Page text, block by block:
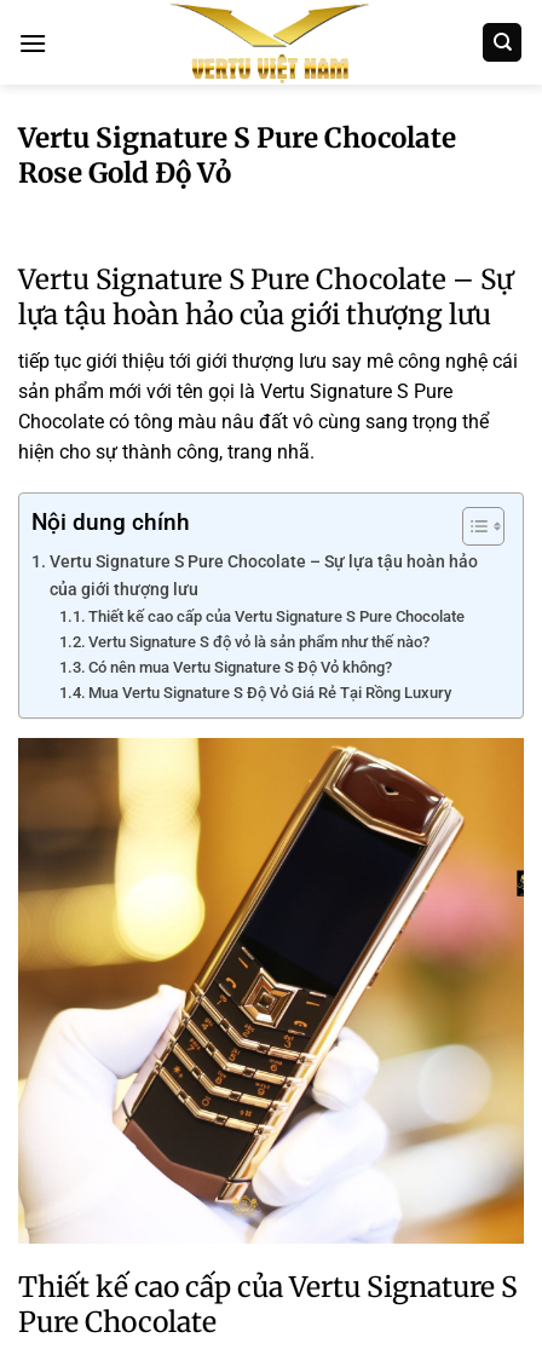
qua
Vertu Signature S Pure Chocolate
Rose Gold Độ Vỏ
Vertu Signature S Pure Chocolate – Sự
lựatậuhoàn hảocủa giới thượng lưu
tiếp tục giới thiệu tới giới thượng lưu say mê công nghệ cái
sản phẩm mới với tên gọi là Vertu Signature S Pure
Chocolate có tông màu nâu đất vô cùng sang trọng thể
hiện cho sự thành công, trang nhã.
Nội dung chính
Vertu Signature S Pure Chocolate – Sự lựa tậu hoàn hảo
của giới thượng lưu
Thiết kế cao cấp của Vertu Signature S Pure Chocolate
Vertu Signature S độ vỏ là sản phẩm như thế nào?
Có nên mua Vertu Signature S Độ Vỏ không?
Mua Vertu Signature S Độ Vỏ Giá Rẻ Tại Rồng Luxury
Thiết kế cao cấp của Vertu Signature S
Pure Chocolate